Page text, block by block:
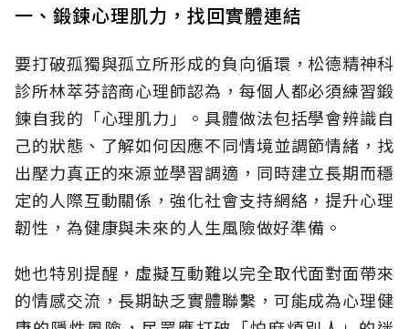
一、鍛鍊心理肌力，找回實體連結
要打破孤獨與孤立所形成的負向循環，松德精神科
診所林萃芬諮商心理師認為，每個人都必須練習鍛
鍊自我的「心理肌力」。具體做法包括學會辨識自
己的狀態、了解如何因應不同情境並調節情緒，找
出壓力真正的來源並學習調適，同時建立長期而穩
定的人際互動關係，強化社會支持網絡，提升心理
韌性，為健康與未來的人生風險做好準備。
她也特別提醒，虛擬互動難以完全取代面對面帶來
的情感交流，長期缺乏實體聯繫，可能成為心理健